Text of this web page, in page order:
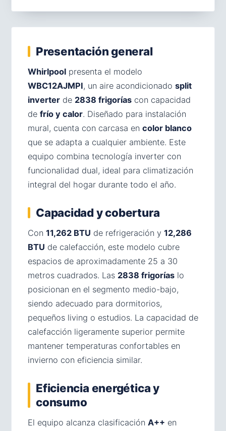
Presentación general
Whirlpool presenta el modelo
WBC12AJMPI, un aire acondicionado split
inverter de 2838 frigorías con capacidad
de frío y calor. Diseñado para instalación
mural, cuenta con carcasa en color blanco
que se adapta a cualquier ambiente. Este
equipo combina tecnología inverter con
funcionalidad dual, ideal para climatización
integral del hogar durante todo el año.
Capacidad y cobertura
Con 11,262 BTU de refrigeración y 12,286
BTU de calefacción, este modelo cubre
espacios de aproximadamente 25 a 30
metros cuadrados. Las 2838 frigorías lo
posicionan en el segmento medio-bajo,
siendo adecuado para dormitorios,
pequeños living o estudios. La capacidad de
calefacción ligeramente superior permite
mantener temperaturas confortables en
invierno con eficiencia similar.
Eficiencia energética y
consumo
El equipo alcanza clasificación A++ en